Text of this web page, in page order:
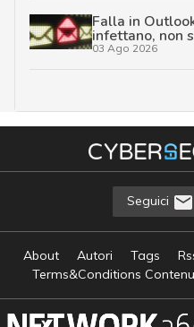
Falla in
infettano, non
03 Ago 2026
Seguici
About Autori Tags
Terms&Conditions